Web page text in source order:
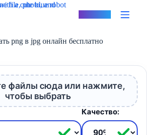
png в jpg онлайн бесплатно
файлы сюда или нажмите,
чтобы выбрать
Качество: